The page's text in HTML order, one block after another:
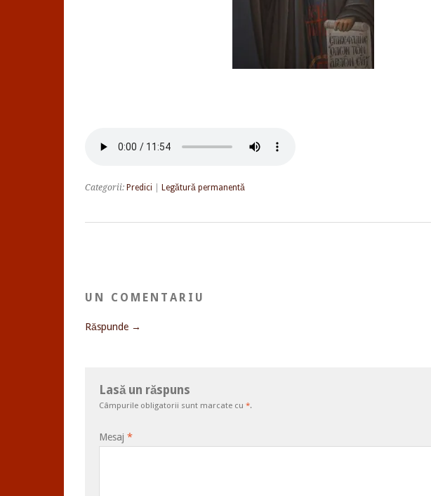
Categorii: Predici Legătură permanentă
UN COMENTARIU
Răspunde →
Lasă un răspuns
Câmpurile obligatorii sunt marcate cu *.
Mesaj *